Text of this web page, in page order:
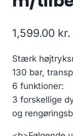
1,599.00 kr.
Stærk
130 bar,
6 funktioner:
3 forskellige
og